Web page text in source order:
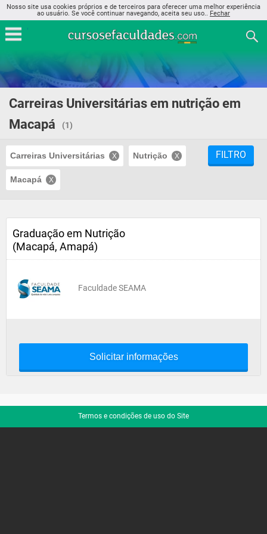
Nosso site usa cookies próprios e de terceiros para oferecer uma melhor experiência
ao usuário. Se você continuar navegando, aceita seu uso.. Fechar
Carreiras Universitárias em nutrição em
Macapá
(1)
Carreiras Universitárias Nutrição
Macapá
FILTRO
Graduação em Nutrição
(Macapá, Amapá)
Faculdade SEAMA
Solicitar informações
Termos e condições de uso do Site